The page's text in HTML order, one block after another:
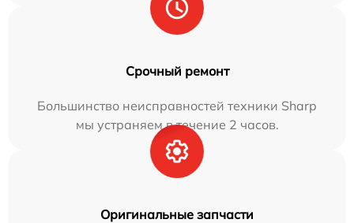
Срочный ремонт
Большинство неисправностей техники Sharp
мы устраняем в течение 2 часов.
Оригинальные запчасти